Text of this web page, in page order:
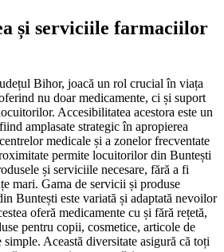
și serviciile farmaciilor
Bihor, joacă un rol crucial în viața
nu doar medicamente, ci și suport
Accesibilitatea acestora este un
amplasate strategic în apropierea
medicale și a zonelor frecventate
permite locuitorilor din Buntești
și serviciile necesare, fără a fi
mari. Gama de servicii și produse
Buntești este variată și adaptată nevoilor
oferă medicamente cu și fără rețetă,
pentru copii, cosmetice, articole de
Această diversitate asigură că toți